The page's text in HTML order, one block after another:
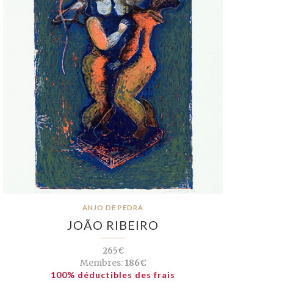
ANJO DE PEDRA
JOÃO RIBEIRO
265€
Membres:186€
100% déductibles des frais